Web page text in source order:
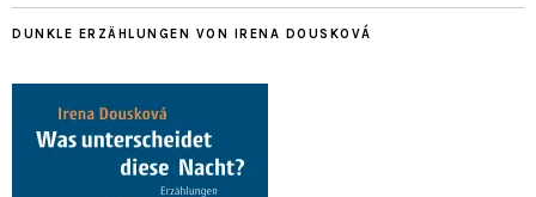
DUNKLE ERZÄHLUNGEN VON IRENA DOUSKOVÁ